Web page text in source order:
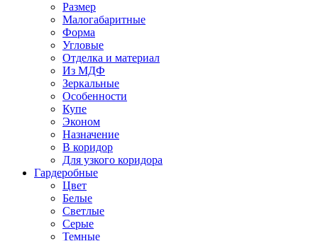
Размер
Малогабаритные
Форма
Угловые
Отделка и материал
Из МДФ
Зеркальные
Особенности
Купе
Эконом
Назначение
В коридор
Для узкого коридора
Гардеробные
Цвет
Белые
Светлые
Серые
Темные